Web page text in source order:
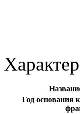
Год основания